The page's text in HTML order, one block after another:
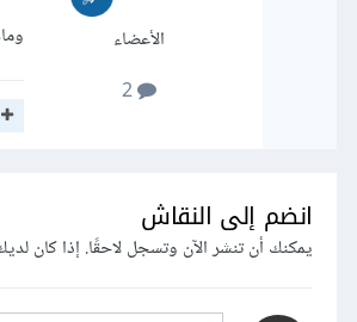
الأعضاء
2
انضم إلى النقاش
يمكنك أن تنشر الآن وتسجل لاحقًا. إذا كان